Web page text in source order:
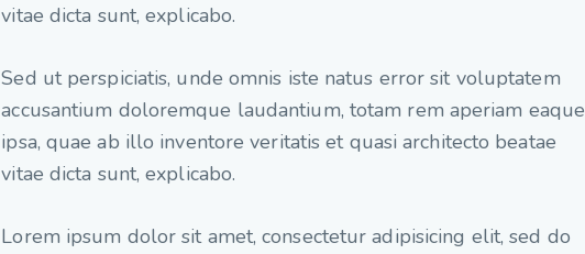
vitae dicta sunt, explicabo.
Sed ut perspiciatis, unde omnis iste natus error sit voluptatem
accusantium doloremque laudantium, totam rem aperiam eaque
ipsa, quae ab illo inventore veritatis et quasi architecto beatae
vitae dicta sunt, explicabo.
Lorem ipsum dolor sit amet, consectetur adipisicing elit, sed do